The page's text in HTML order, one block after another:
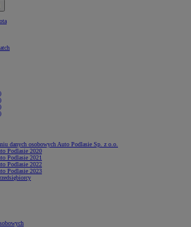
danych osobowych Auto Podlasie Sp. z o.o.
Podlasie 2020
Podlasie 2021
Podlasie 2022
Podlasie 2023